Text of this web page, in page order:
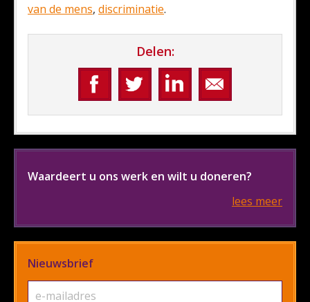
van de mens, discriminatie.
Delen:
Waardeert u ons werk en wilt u doneren?
lees meer
Nieuwsbrief